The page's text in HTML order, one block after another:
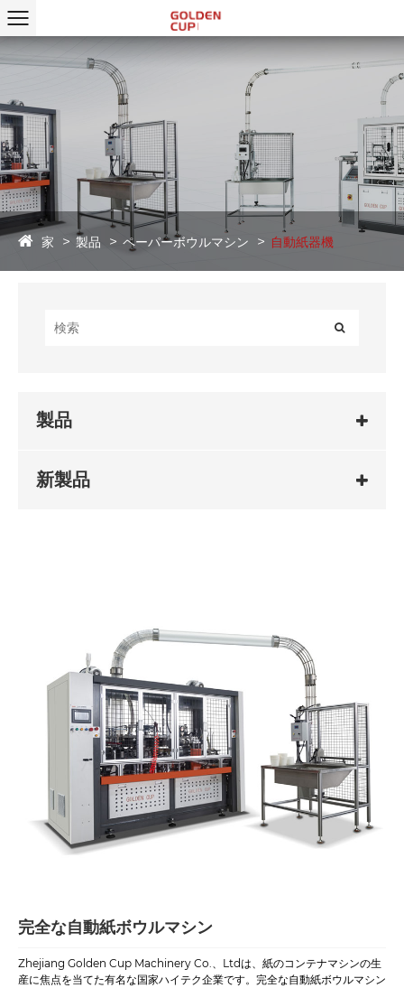
家 製品 ペーパーボウルマシン 自動紙器機
製品
新製品
完全な自動紙ボウルマシン
Zhejiang Golden Cup Machinery Co.、Ltdは、紙のコンテナマシンの生
産に焦点を当てた有名な国家ハイテク企業です。完全な自動紙ボウルマシン